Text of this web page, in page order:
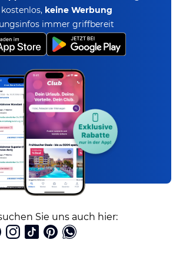
keine Werbung
immer griffbereit
Sie uns auch hier: